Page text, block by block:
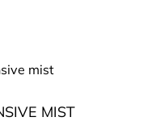
MIST